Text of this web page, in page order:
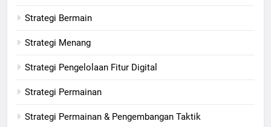
Strategi Bermain
Strategi Menang
Strategi Pengelolaan Fitur Digital
Strategi Permainan
Strategi Permainan & Pengembangan Taktik